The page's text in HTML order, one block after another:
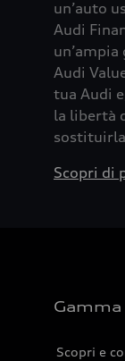
un’auto
Audi
Audi
tua Audi
la libertà
Scopri di
Scopri e